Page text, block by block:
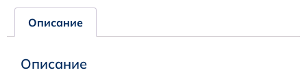
Описание
Описание